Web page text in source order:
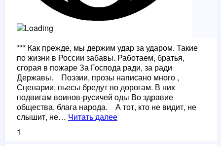
*** Как прежде, мы держим удар за ударом. Такие
по жизни в России забавы. Работаем, братья,
сгорая в пожаре За Господа ради, за ради
Державы. Поэзии, прозы написано много ,
Сценарии, пьесы бредут по дорогам. В них
подвигам воинов-русичей оды Во здравие
общества, блага народа. А тот, кто не видит, не
слышит, не… Читать далееКак
1